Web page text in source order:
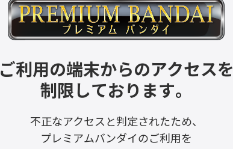
ご利用の端末からのアクセスを
制限しております。
不正なアクセスと判定されたため、
プレミアムバンダイのご利用を